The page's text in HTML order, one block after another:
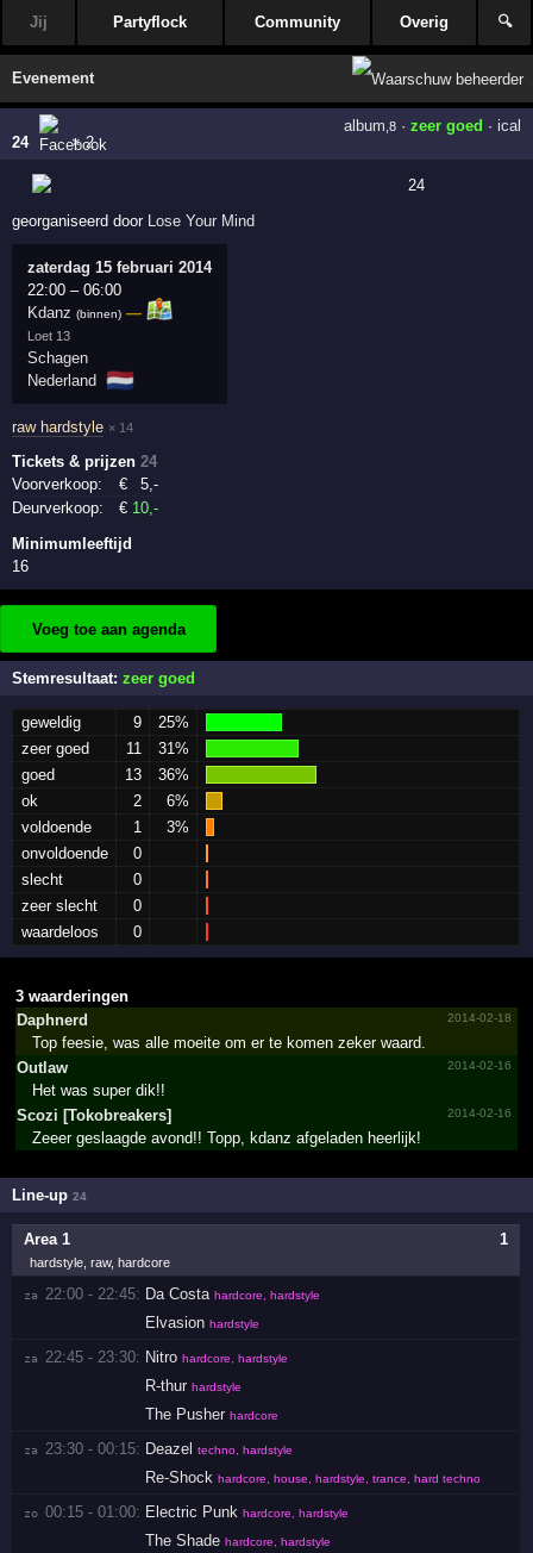
Jij Partyflock Community Overig 🔍
Evenement
24 × 2
album ,8· zeer goed · ical
georganiseerd door Lose Your Mind
zaterdag 15 februari 2014
22:00 –06:00
Kdanz (binnen) —
Loet 13
Schagen
Nederland
🇳🇱
raw hardstyle × 14
Tickets & prijzen24
Voorverkoop:
€ 5,-
Deurverkoop:
€ 10,-
Minimumleeftijd
16
Voeg toe aan agenda
Stemresultaat:zeer goed
geweldig 9
25%
zeer goed
11
31%
goed
13
36%
ok
2
6%
voldoende
1
3%
onvoldoende
0
slecht
0
zeer slecht
0
waardeloos
0
3 waarderingen
Daphnerd
2014-02-18
Top feesie, was alle moeite om er te komen zeker waard.
Outlaw
2014-02-16
Het was super dik!!
Scozi [Tokob­reaker­s]
2014-02-16
Zeeer geslaagde avond!! Topp, kdanz afgeladen heerlijk!
Line-up24
1
Area 1
hardstyle, raw, hardcore
za 22:00 - 22:45: Da Costa hardcore, hardstyle
Elvasion hardstyle
za 22:45 - 23:30: Nitro hardcore, hardstyle
R-thur hardstyle
The Pusher hardcore
za 23:30 - 00:15: Deazel techno, hardstyle
Re-Shock hardcore, house, hardstyle, trance, hard techno
zo 00:15 - 01:00: Electric Punk hardcore, hardstyle
The Shade hardcore, hardstyle